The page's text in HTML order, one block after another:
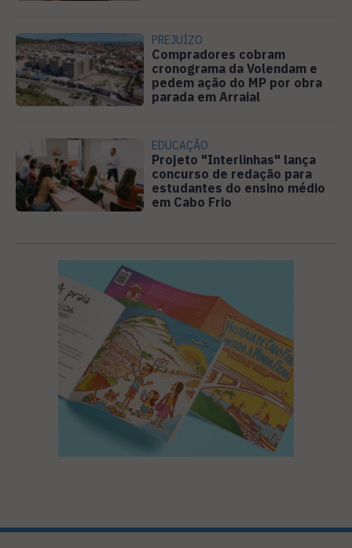
PREJUÍZO
Compradores cobram
cronograma da Volendam e
pedem ação do MP por obra
parada em Arraial
EDUCAÇÃO
Projeto "Interlinhas" lança
concurso de redação para
estudantes do ensino médio
em Cabo Frio